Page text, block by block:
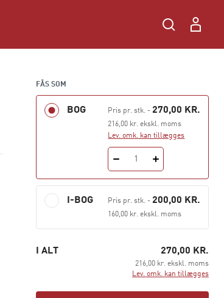
FÅS SOM
BOG Pris pr. stk. - 270,00 KR.
216,00 kr. ekskl. moms
Lev. omk. kan tillægges
1
I-BOG Pris pr. stk. - 200,00 KR.
160,00 kr. ekskl. moms
I ALT 270,00 KR.
216,00 kr. ekskl. moms
Lev. omk. kan tillægges